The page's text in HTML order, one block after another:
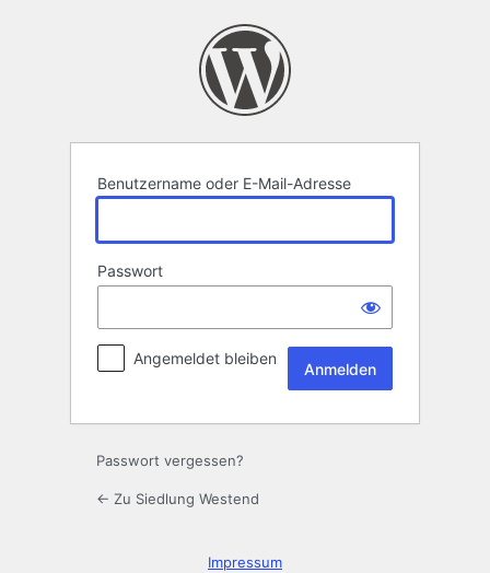
Benutzername oder E-Mail-Adresse
Passwort
Angemeldet bleiben
Passwort vergessen?
← Zu Siedlung Westend
Impressum